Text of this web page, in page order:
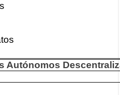
Autónomos